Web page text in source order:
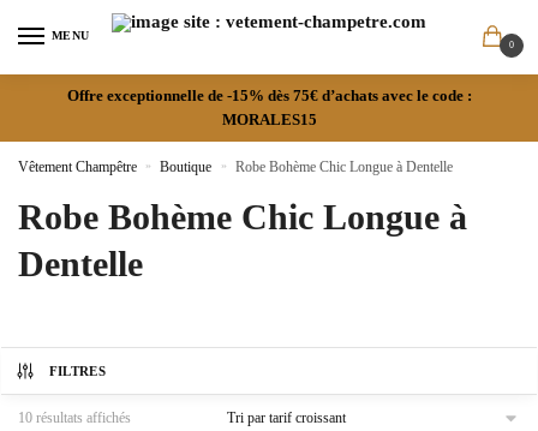
MENU
0
Offre exceptionnelle de -15% dès 75€ d’achats avec le code :
MORALES15
Vêtement Champêtre » Boutique » Robe Bohème Chic Longue à Dentelle
Robe Bohème Chic Longue à
Dentelle
FILTRES
10 résultats affichés